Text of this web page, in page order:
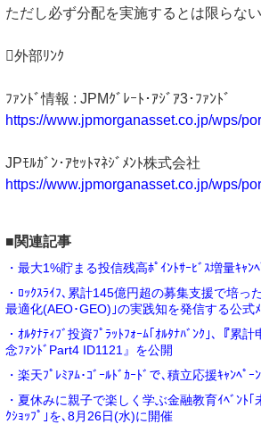
ただし必ず分配を実施するとは限らない
外部ﾘﾝｸ
ﾌｧﾝﾄﾞ情報 : JPMｸﾞﾚｰﾄ･ｱｼﾞｱ3･ﾌｧﾝﾄﾞ
https://www.jpmorganasset.co.jp/wps/
JPﾓﾙｶﾞﾝ･ｱｾｯﾄﾏﾈｼﾞﾒﾝﾄ株式会社
https://www.jpmorganasset.co.jp/wps/
■関連記事
・最大1%貯まる投信残高ﾎﾟｲﾝﾄｻｰﾋﾞｽ増量ｷｬﾝ
・ﾛｯｸｽﾗｲﾌ､累計145億円超の募集支援で培っ
最適化(AEO･GEO)｣の実践知を発信する公式
・ｵﾙﾀﾅﾃｨﾌﾞ投資ﾌﾟﾗｯﾄﾌｫｰﾑ｢ｵﾙﾀﾅﾊﾞﾝｸ｣､『累
念ﾌｧﾝﾄﾞPart4 ID1121』を公開
・楽天ﾌﾟﾚﾐｱﾑ･ｺﾞｰﾙﾄﾞｶｰﾄﾞで､積立応援ｷｬﾝﾍﾟｰ
・夏休みに親子で楽しく学ぶ金融教育ｲﾍﾞﾝﾄ
ｸｼｮｯﾌﾟ｣を､8月26日(水)に開催